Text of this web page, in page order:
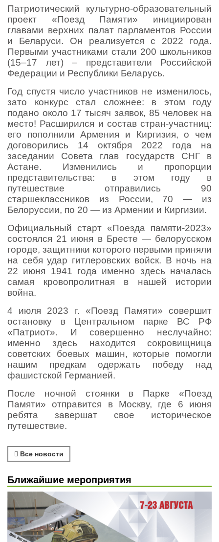
Патриотический культурно-образовательный
проект «Поезд Памяти» инициирован
главами верхних палат парламентов России
и Беларуси. Он реализуется с 2022 года.
Первыми участниками стали 200 школьников
(15–17 лет) – представители Российской
Федерации и Республики Беларусь.
Год спустя число участников не изменилось,
зато конкурс стал сложнее: в этом году
подано около 17 тысяч заявок, 85 человек на
место! Расширился и состав стран-участниц:
его пополнили Армения и Киргизия, о чем
договорились 14 октября 2022 года на
заседании Совета глав государств СНГ в
Астане. Изменились и пропорции
представительства: в этом году в
путешествие отправились 90
старшеклассников из России, 70 — из
Белоруссии, по 20 — из Армении и Киргизии.
Официальный старт «Поезда памяти-2023»
состоялся 21 июня в Бресте — белорусском
городе, защитники которого первыми приняли
на себя удар гитлеровских войск. В ночь на
22 июня 1941 года именно здесь началась
самая кровопролитная в нашей истории
война.
4 июля 2023 г. «Поезд Памяти» совершит
остановку в Центральном парке ВС РФ
«Патриот». И совершенно неслучайно:
именно здесь находится сокровищница
советских боевых машин, которые помогли
нашим предкам одержать победу над
фашистской Германией.
После ночной стоянки в Парке «Поезд
Памяти» отправится в Москву, где 6 июня
ребята завершат свое историческое
путешествие.
Все новости
Ближайшие мероприятия